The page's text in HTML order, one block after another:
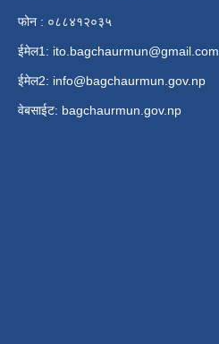
फोन : ०८८४१२०३५
ईमेल1: ito.bagchaurmun@gmail.com
ईमेल2: info@bagchaurmun.gov.np
वे‍बसाईट: bagchaurmun.gov.np